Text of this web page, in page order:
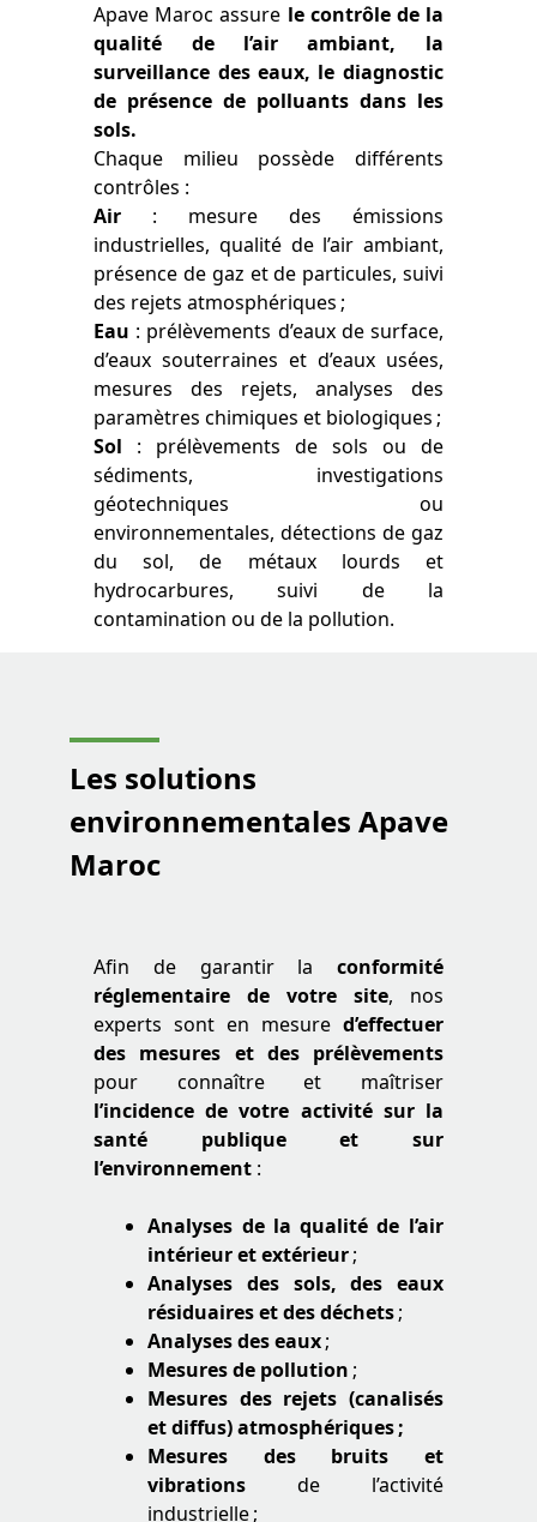
Apave Maroc assure le contrôle de la
qualité de l’air ambiant, la
surveillance des eaux, le diagnostic
de présence de polluants dans les
sols.
Chaque milieu possède différents
contrôles :
Air : mesure des émissions
industrielles, qualité de l’air ambiant,
présence de gaz et de particules, suivi
des rejets atmosphériques ;
Eau : prélèvements d’eaux de surface,
d’eaux souterraines et d’eaux usées,
mesures des rejets, analyses des
paramètres chimiques et biologiques ;
Sol : prélèvements de sols ou de
sédiments, investigations
géotechniques ou
environnementales, détections de gaz
du sol, de métaux lourds et
hydrocarbures, suivi de la
contamination ou de la pollution.
Les solutions
environnementales Apave
Maroc
Afin de garantir la conformité
réglementaire de votre site, nos
experts sont en mesure d’effectuer
des mesures et des prélèvements
pour connaître et maîtriser
l’incidence de votre activité sur la
santé publique et sur
l’environnement :
Analyses de la qualité de l’air
intérieur et extérieur;
Analyses des sols, des eaux
résiduaires et des déchets;
Analyses des eaux;
Mesures de pollution ;
Mesures des rejets (canalisés
et diffus) atmosphériques ;
Mesures des bruits et
vibrations de l’activité
industrielle ;